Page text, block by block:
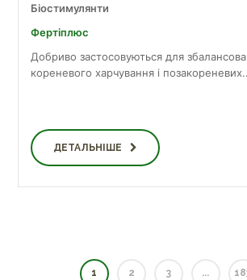
Біостимулянти
Фертіплюс
Добриво застосовуються для
кореневого харчування і
ДЕТАЛЬНІШЕ
1 2 3 ...